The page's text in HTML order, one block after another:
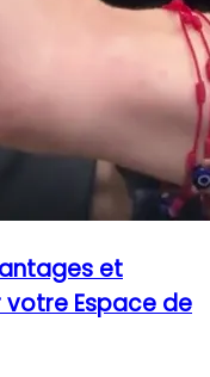
et
votre Espace de